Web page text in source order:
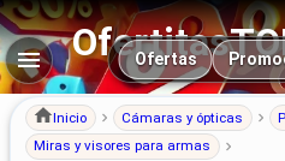
Navegación
Ofertas
Inicio Cámaras y ópticas
Miras y visores para armas